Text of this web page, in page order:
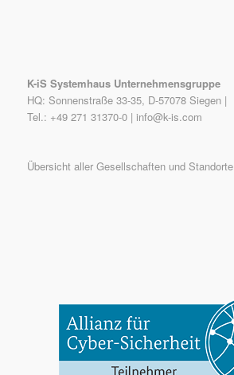
K-iS Systemhaus Unternehmensgruppe
HQ: Sonnenstraße 33-35, D-57078 Siegen |
Tel.: +49 271 31370-0 | info@k-is.com
Übersicht aller Gesellschaften und Standorte